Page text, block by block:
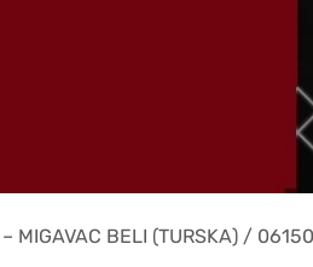
MIGAVAC BELI (TURSKA) /